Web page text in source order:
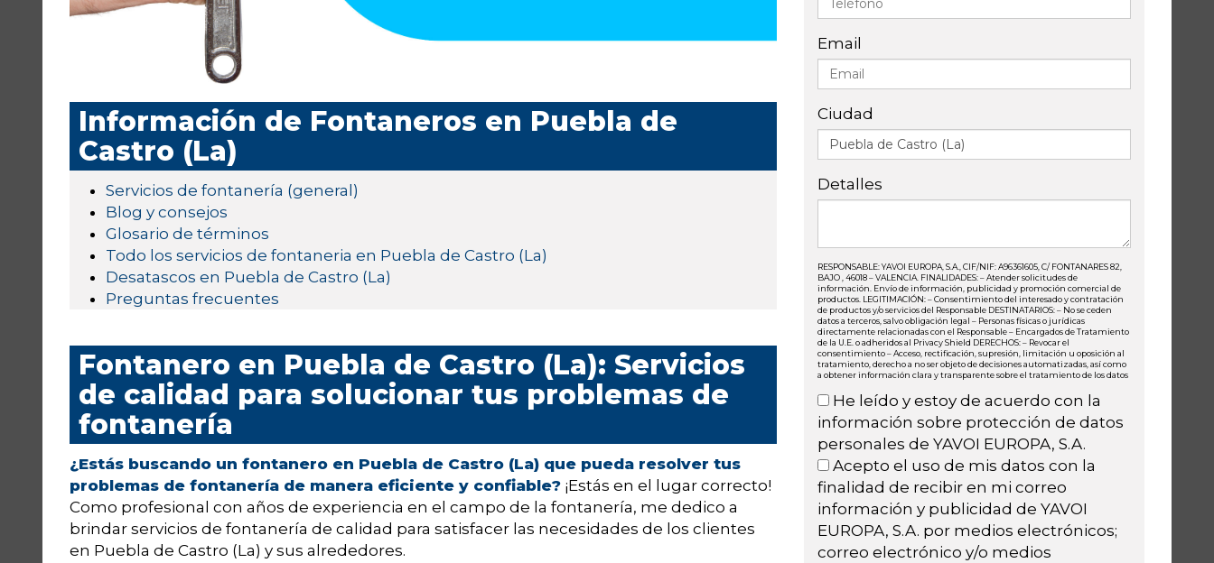
Información de Fontaneros en Puebla de
Castro (La)
Servicios de fontanería (general)
Blog y consejos
Glosario de términos
Todo los servicios de fontaneria en Puebla de Castro (La)
Desatascos en Puebla de Castro (La)
Preguntas frecuentes
Fontanero en Puebla de Castro (La): Servicios
de calidad para solucionar tus problemas de
fontanería
¿Estás buscando un fontanero en Puebla de Castro (La) que pueda resolver tus
problemas de fontanería de manera eficiente y confiable? ¡Estás en el lugar correcto!
Como profesional con años de experiencia en el campo de la fontanería, me dedico a
brindar servicios de fontanería de calidad para satisfacer las necesidades de los clientes
en Puebla de Castro (La) y sus alrededores.
Email
Ciudad
Detalles
RESPONSABLE: YAVOI EUROPA, S.A., CIF/NIF: A96361605, C/ FONTANARES 82,
BAJO , 46018 – VALENCIA. FINALIDADES: – Atender solicitudes de
información. Envío de información, publicidad y promoción comercial de
productos. LEGITIMACIÓN: – Consentimiento del interesado y contratación
de productos y/o servicios del Responsable DESTINATARIOS: – No se ceden
datos a terceros, salvo obligación legal – Personas físicas o jurídicas
directamente relacionadas con el Responsable – Encargados de Tratamiento
de la U.E. o adheridos al Privacy Shield DERECHOS: – Revocar el
consentimiento – Acceso, rectificación, supresión, limitación u oposición al
tratamiento, derecho a no ser objeto de decisiones automatizadas, así como
a obtener información clara y transparente sobre el tratamiento de los datos
He leído y estoy de acuerdo con la
información sobre protección de datos
personales de YAVOI EUROPA, S.A.
Acepto el uso de mis datos con la
finalidad de recibir en mi correo
información y publicidad de YAVOI
EUROPA, S.A. por medios electrónicos;
correo electrónico y/o medios